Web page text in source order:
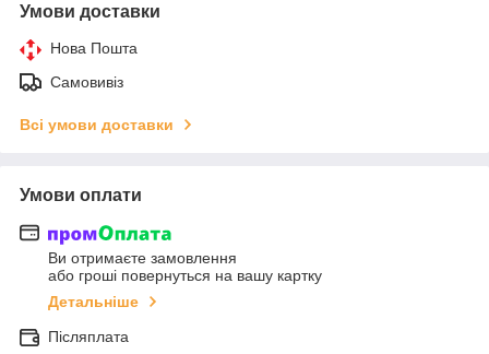
Умови доставки
Нова Пошта
Самовивіз
Всі умови доставки
Умови оплати
Ви отримаєте замовлення
або гроші повернуться на вашу картку
Детальніше
Післяплата